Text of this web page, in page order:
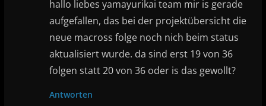
hallo liebes yamayurikai team mir is gerade
aufgefallen, das bei der projektübersicht die
neue macross folge noch nich beim status
aktualisiert wurde. da sind erst 19 von 36
folgen statt 20 von 36 oder is das gewollt?
Antworten